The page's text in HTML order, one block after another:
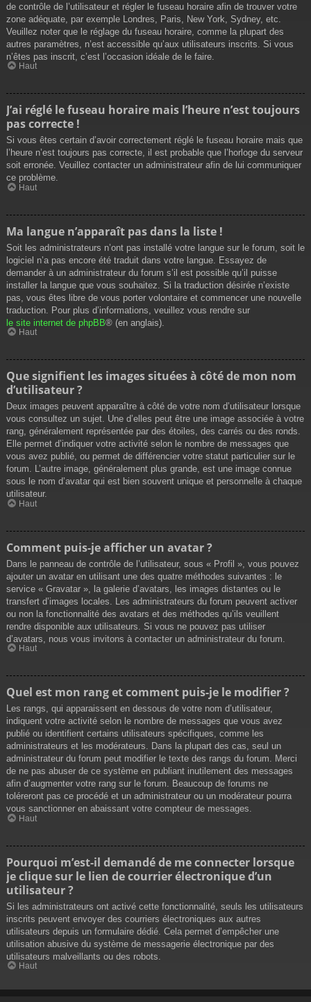
de contrôle de l’utilisateur et régler le fuseau horaire afin de trouver votre
zone adéquate, par exemple Londres, Paris, New York, Sydney, etc.
Veuillez noter que le réglage du fuseau horaire, comme la plupart des
autres paramètres, n’est accessible qu’aux utilisateurs inscrits. Si vous
n’êtes pas inscrit, c’est l’occasion idéale de le faire.
Haut
J’ai réglé le fuseau horaire mais l’heure n’est toujours
pas correcte !
Si vous êtes certain d’avoir correctement réglé le fuseau horaire mais que
l’heure n’est toujours pas correcte, il est probable que l’horloge du serveur
soit erronée. Veuillez contacter un administrateur afin de lui communiquer
ce problème.
Haut
Ma langue n’apparaît pas dans la liste !
Soit les administrateurs n’ont pas installé votre langue sur le forum, soit le
logiciel n’a pas encore été traduit dans votre langue. Essayez de
demander à un administrateur du forum s’il est possible qu’il puisse
installer la langue que vous souhaitez. Si la traduction désirée n’existe
pas, vous êtes libre de vous porter volontaire et commencer une nouvelle
traduction. Pour plus d’informations, veuillez vous rendre sur
le site internet de phpBB® (en anglais).
Haut
Que signifient les images situées à côté de mon nom
d’utilisateur ?
Deux images peuvent apparaître à côté de votre nom d’utilisateur lorsque
vous consultez un sujet. Une d’elles peut être une image associée à votre
rang, généralement représentée par des étoiles, des carrés ou des ronds.
Elle permet d’indiquer votre activité selon le nombre de messages que
vous avez publié, ou permet de différencier votre statut particulier sur le
forum. L’autre image, généralement plus grande, est une image connue
sous le nom d’avatar qui est bien souvent unique et personnelle à chaque
utilisateur.
Haut
Comment puis-je afficher un avatar ?
Dans le panneau de contrôle de l’utilisateur, sous « Profil », vous pouvez
ajouter un avatar en utilisant une des quatre méthodes suivantes : le
service « Gravatar », la galerie d’avatars, les images distantes ou le
transfert d’images locales. Les administrateurs du forum peuvent activer
ou non la fonctionnalité des avatars et des méthodes qu’ils veuillent
rendre disponible aux utilisateurs. Si vous ne pouvez pas utiliser
d’avatars, nous vous invitons à contacter un administrateur du forum.
Haut
Quel est mon rang et comment puis-je le modifier ?
Les rangs, qui apparaissent en dessous de votre nom d’utilisateur,
indiquent votre activité selon le nombre de messages que vous avez
publié ou identifient certains utilisateurs spécifiques, comme les
administrateurs et les modérateurs. Dans la plupart des cas, seul un
administrateur du forum peut modifier le texte des rangs du forum. Merci
de ne pas abuser de ce système en publiant inutilement des messages
afin d’augmenter votre rang sur le forum. Beaucoup de forums ne
toléreront pas ce procédé et un administrateur ou un modérateur pourra
vous sanctionner en abaissant votre compteur de messages.
Haut
Pourquoi m’est-il demandé de me connecter lorsque
je clique sur le lien de courrier électronique d’un
utilisateur ?
Si les administrateurs ont activé cette fonctionnalité, seuls les utilisateurs
inscrits peuvent envoyer des courriers électroniques aux autres
utilisateurs depuis un formulaire dédié. Cela permet d’empêcher une
utilisation abusive du système de messagerie électronique par des
utilisateurs malveillants ou des robots.
Haut